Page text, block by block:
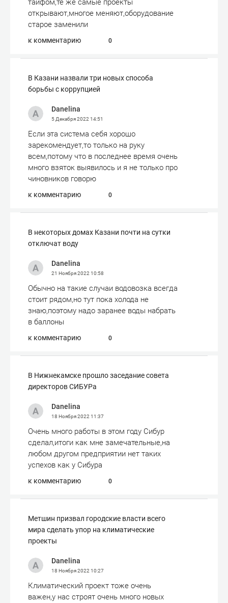
таифом,те же самые проекты
открывают,многое меняют,оборудование
старое заменили
к комментарию 0
В Казани назвали три новых способа
борьбы с коррупцией
Danelina
5 Декабря 2022 14:51
Если эта система себя хорошо
зарекомендует,то только на руку
всем,потому что в последнее время очень
много взяток выявилось и я не только про
чиновников говорю
к комментарию 0
В некоторых домах Казани почти на сутки
отключат воду
Danelina
21 Ноября 2022 10:58
Обычно на такие случаи водовозка всегда
стоит рядом,но тут пока холода не
знаю,поэтому надо заранее воды набрать
в баллоны
к комментарию 0
​В Нижнекамске прошло заседание совета
директоров СИБУРа
Danelina
18 Ноября 2022 11:37
Очень много работы в этом году Сибур
сделал,итоги как мне замечательные,на
любом другом предприятии нет таких
успехов как у Сибура
к комментарию 0
Метшин призвал городские власти всего
мира сделать упор на климатические
проекты
Danelina
18 Ноября 2022 10:27
Климатический проект тоже очень
важен,у нас строят очень много новых